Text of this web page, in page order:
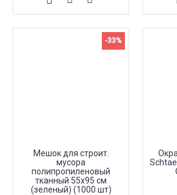
-33%
Мешок для строит.
мусора
полипропиленовый
тканный 55х95 см
(зеленый) (1000 шт)